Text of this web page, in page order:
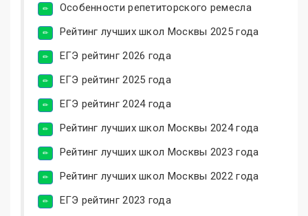
Особенности репетиторского ремесла
Рейтинг лучших школ Москвы 2025 года
ЕГЭ рейтинг 2026 года
ЕГЭ рейтинг 2025 года
ЕГЭ рейтинг 2024 года
Рейтинг лучших школ Москвы 2024 года
Рейтинг лучших школ Москвы 2023 года
Рейтинг лучших школ Москвы 2022 года
ЕГЭ рейтинг 2023 года